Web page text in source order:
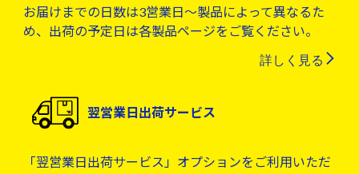
お届けまでの日数は3営業日～製品によって異なるた
め、出荷の予定日は各製品ページをご覧ください。
詳しく見る
翌営業日出荷サービス
「翌営業日出荷サービス」オプションをご利用いただ